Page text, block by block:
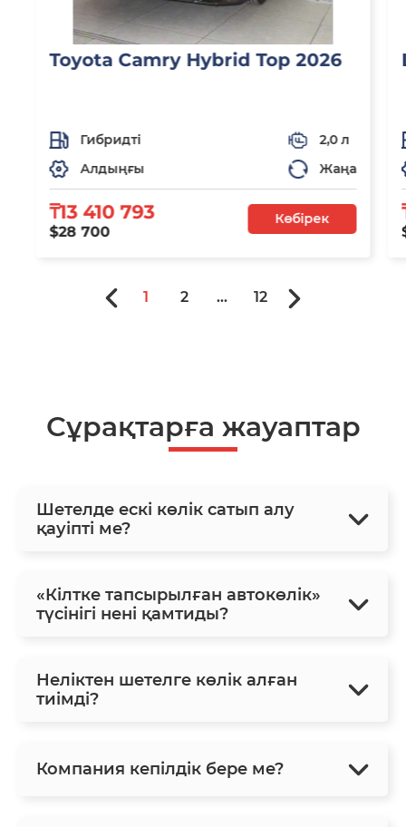
Toyota Camry Hybrid Top 2026
Гибридті
2,0 л
Алдыңғы
Жаңа
₸13 410 793
$28 700
Көбірек
1 2 ... 12
Сұрақтарға жауаптар
Шетелде ескі көлік сатып алу
қауіпті ме?
«Кілтке тапсырылған автокөлік»
түсінігі нені қамтиды?
Неліктен шетелге көлік алған
тиімді?
Компания кепілдік бере ме?